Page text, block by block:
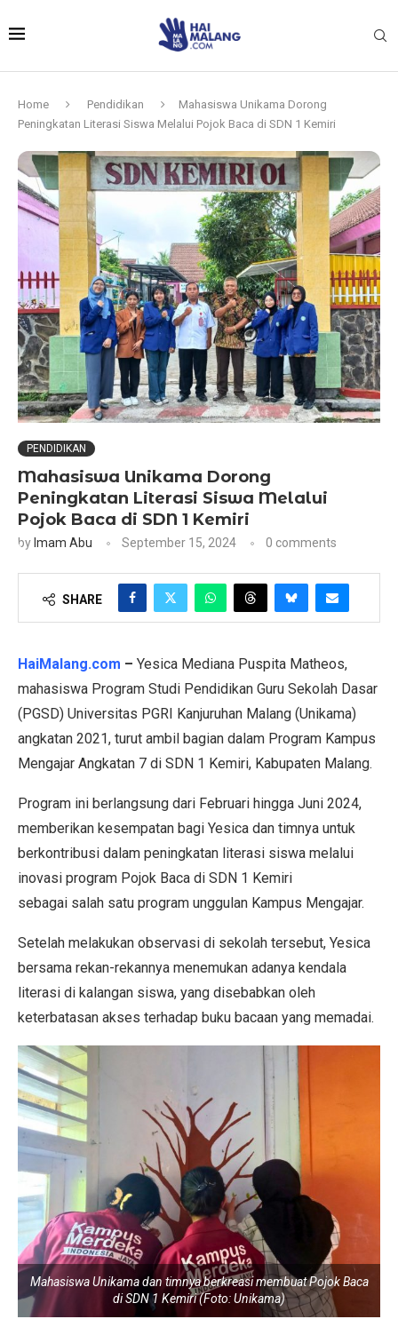
Home Pendidikan
Mahasiswa Unikama Dorong
Peningkatan Literasi Siswa Melalui Pojok Baca di SDN 1 Kemiri
PENDIDIKAN
Mahasiswa Unikama Dorong
Peningkatan Literasi Siswa Melalui
Pojok Baca di SDN 1 Kemiri
by Imam Abu September 15, 2024 0 comments
SHARE
HaiMalang.com – Yesica Mediana Puspita Matheos,
mahasiswa Program Studi Pendidikan Guru Sekolah Dasar
(PGSD) Universitas PGRI Kanjuruhan Malang (Unikama)
angkatan 2021, turut ambil bagian dalam Program Kampus
Mengajar Angkatan 7 di SDN 1 Kemiri, Kabupaten Malang.
Program ini berlangsung dari Februari hingga Juni 2024,
memberikan kesempatan bagi Yesica dan timnya untuk
berkontribusi dalam peningkatan literasi siswa melalui
inovasi program Pojok Baca di SDN 1 Kemiri
sebagai salah satu program unggulan Kampus Mengajar.
Setelah melakukan observasi di sekolah tersebut, Yesica
bersama rekan-rekannya menemukan adanya kendala
literasi di kalangan siswa, yang disebabkan oleh
keterbatasan akses terhadap buku bacaan yang memadai.
Mahasiswa Unikama dan timnya berkreasi membuat Pojok Baca
di SDN 1 Kemiri (Foto: Unikama)